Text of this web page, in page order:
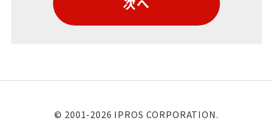
© 2001-2026 IPROS CORPORATION.